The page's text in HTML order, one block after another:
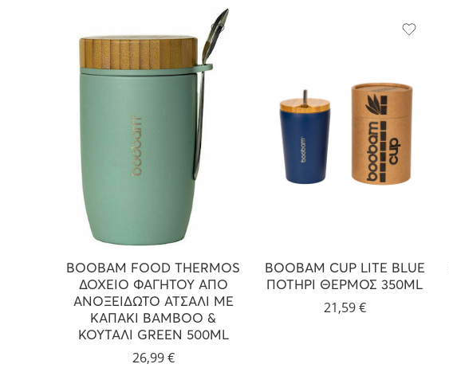
BOOBAM FOOD THERMOS
ΔΟΧΕΙΟ ΦΑΓΗΤΟΥ ΑΠΟ
ΑΝΟΞΕΙΔΩΤΟ ΑΤΣΑΛΙ ΜΕ
ΚΑΠΑΚΙ BAMBOO &
ΚΟΥΤΑΛΙ GREEN 500ML
26,99€
BOOBAM CUP LITE BLUE
ΠΟΤΗΡΙ ΘΕΡΜΟΣ 350ML
21,59€